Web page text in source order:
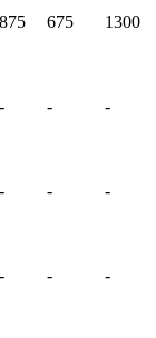
875 675 1300
- - -
- - -
- - -